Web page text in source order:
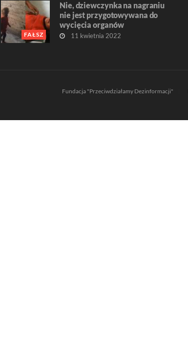
FAŁSZ
Nie, dziewczynka na nagraniu
nie jest przygotowywana do
wycięcia organów
11 kwietnia 2022
Fundacja "Przeciwdziałamy Dezinformacji"